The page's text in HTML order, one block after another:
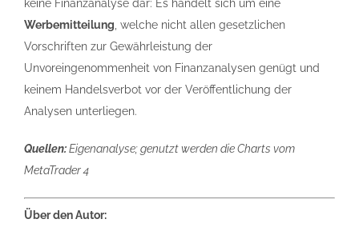
keine Finanzanalyse dar: Es handelt sich um eine
Werbemitteilung , welche nicht allen gesetzlichen
Vorschriften zur Gewährleistung der
Unvoreingenommenheit von Finanzanalysen genügt und
keinem Handelsverbot vor der Veröffentlichung der
Analysen unterliegen.
Quellen:Eigenanalyse; genutzt werden die Charts vom
MetaTrader 4
Über den Autor: